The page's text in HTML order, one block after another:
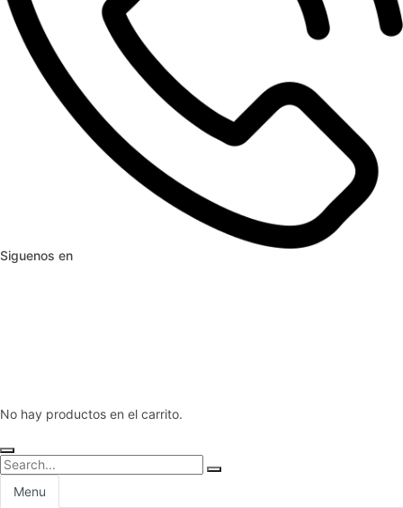
Siguenos en
No hay productos en el carrito.
Menu